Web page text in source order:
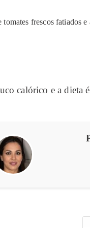
tomates frescos fatiados
calórico e a dieta